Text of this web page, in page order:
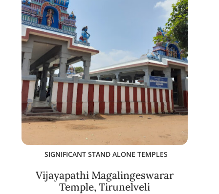
SIGNIFICANT STAND ALONE TEMPLES
Vijayapathi Magalingeswarar
Temple, Tirunelveli